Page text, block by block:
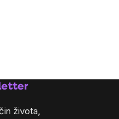
života,